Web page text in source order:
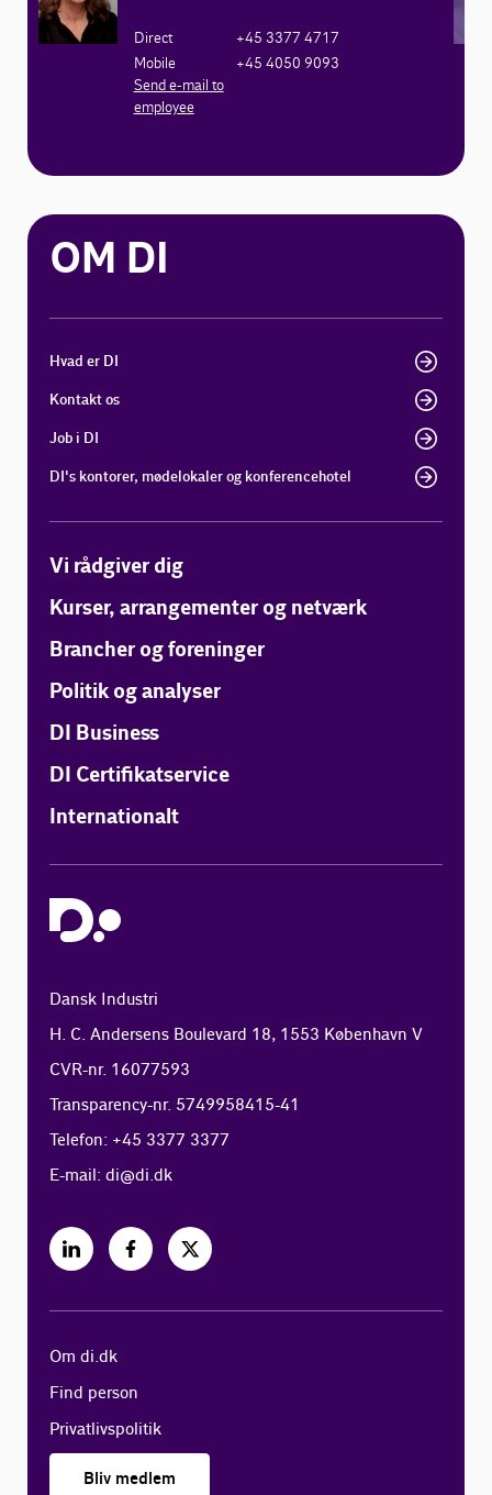
Direct
+45 3377 4717
Mobile
+45 4050 9093
Send e-mail to
employee
OM DI
Hvad er DI
Kontakt os
Job i DI
DI's kontorer, mødelokaler og konferencehotel
Vi rådgiver dig
Kurser, arrangementer og netværk
Brancher og foreninger
Politik og analyser
DI Business
DI Certifikatservice
Internationalt
Dansk Industri
H. C. Andersens Boulevard 18, 1553 København V
CVR-nr. 16077593
Transparency-nr. 5749958415-41
Telefon: +45 3377 3377
E-mail:di@di.dk
Om di.dk
Find person
Privatlivspolitik
Bliv medlem